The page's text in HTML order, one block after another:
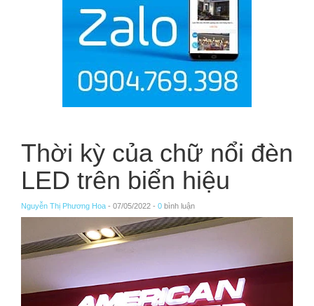
Thời kỳ của chữ nổi đèn
LED trên biển hiệu
Nguyễn Thị Phương Hoa - 07/05/2022 - 0 bình luận